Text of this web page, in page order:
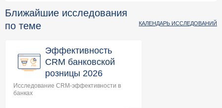
Ближайшие исследования
по теме
КАЛЕНДАРЬ ИССЛЕДОВАНИЙ
Эффективность
CRM банковской
розницы 2026
Исследование CRM-эффективности в
банках